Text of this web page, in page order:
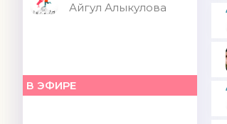
Айгул Алыкулова
В ЭФИРЕ